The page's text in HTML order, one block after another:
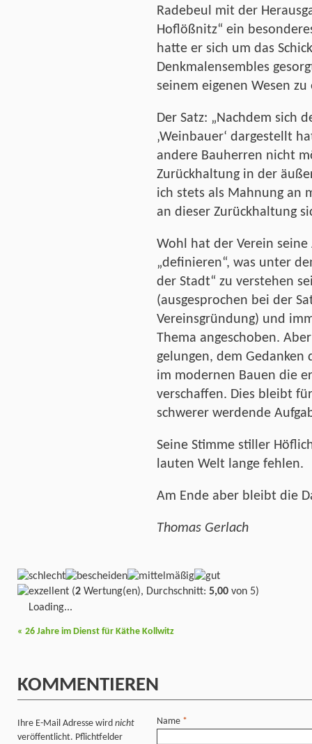
Radebeul mit der
Hoflößnitz“ ein
hatte er sich um das
Denkmalensembles
seinem eigenen Wesen
Der Satz: „Nachdem sich
‚Weinbauer‘ dargestellt
andere Bauherren nicht
Zurückhaltung in der
ich stets als Mahnung an
an dieser Zurückhaltung
Wohl hat der Verein
„definieren“, was unter
der Stadt“ zu verstehen
(ausgesprochen bei der
Vereinsgründung) und
Thema angeschoben.
gelungen, dem Gedanken
im modernen Bauen die
verschaffen. Dies bleibt
schwerer werdende
Seine Stimme stiller
lauten Welt lange fehlen.
Am Ende aber bleibt die
Thomas Gerlach
(2 Wertung(en), Durchschnitt: 5,00 von 5)
Loading...
« 26 Jahre im Dienst für Käthe Kollwitz
KOMMENTIEREN
Ihre E-Mail Adresse wird nicht
veröffentlicht. Pflichtfelder
Name *